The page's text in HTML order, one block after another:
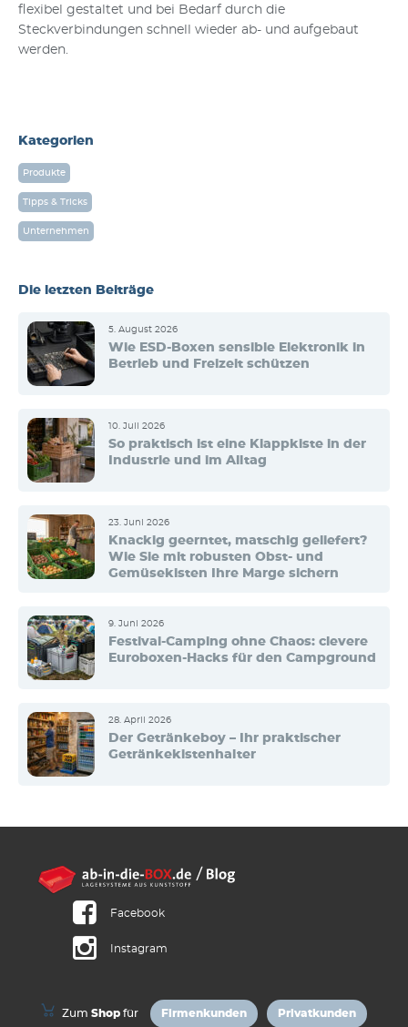
flexibel gestaltet und bei Bedarf durch die
Steckverbindungen schnell wieder ab- und aufgebaut
werden.
Kategorien
Produkte
Tipps & Tricks
Unternehmen
Die letzten Beiträge
5. August 2026
Wie ESD-Boxen sensible Elektronik in
Betrieb und Freizeit schützen
10. Juli 2026
So praktisch ist eine Klappkiste in der
Industrie und im Alltag
23. Juni 2026
Knackig geerntet, matschig geliefert?
Wie Sie mit robusten Obst- und
Gemüsekisten Ihre Marge sichern
9. Juni 2026
Festival-Camping ohne Chaos: clevere
Euroboxen-Hacks für den Campground
28. April 2026
Der Getränkeboy – Ihr praktischer
Getränkekistenhalter
Zum Shop für Firmenkunden Privatkunden
Facebook
Instagram